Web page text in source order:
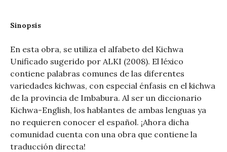
Sinopsis
En esta obra, se utiliza el alfabeto del Kichwa
Unificado sugerido por ALKI (2008). El léxico
contiene palabras comunes de las diferentes
variedades kichwas, con especial énfasis en el kichwa
de la provincia de Imbabura. Al ser un diccionario
Kichwa-English, los hablantes de ambas lenguas ya
no requieren conocer el español. ¡Ahora dicha
comunidad cuenta con una obra que contiene la
traducción directa!